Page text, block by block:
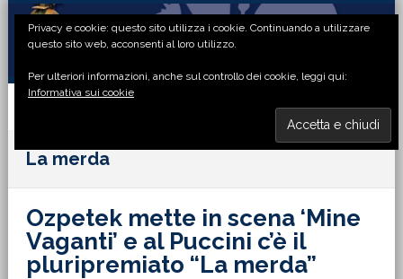
Passa
primaria
Passa
principale
Passa
laterale
Passa
di
La merda
Ozpetek mette in scena ‘Mine
Vaganti’ e al Puccini c’è il
pluripremiato “La merda”
Privacy e cookie: questo sito utilizza i cookie. Continuando a utilizzare
questo sito web, acconsenti al loro utilizzo.
Per ulteriori informazioni, anche sul controllo dei cookie, leggi qui:
Informativa sui cookie